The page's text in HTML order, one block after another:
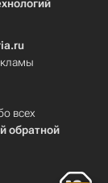
всех
обратной